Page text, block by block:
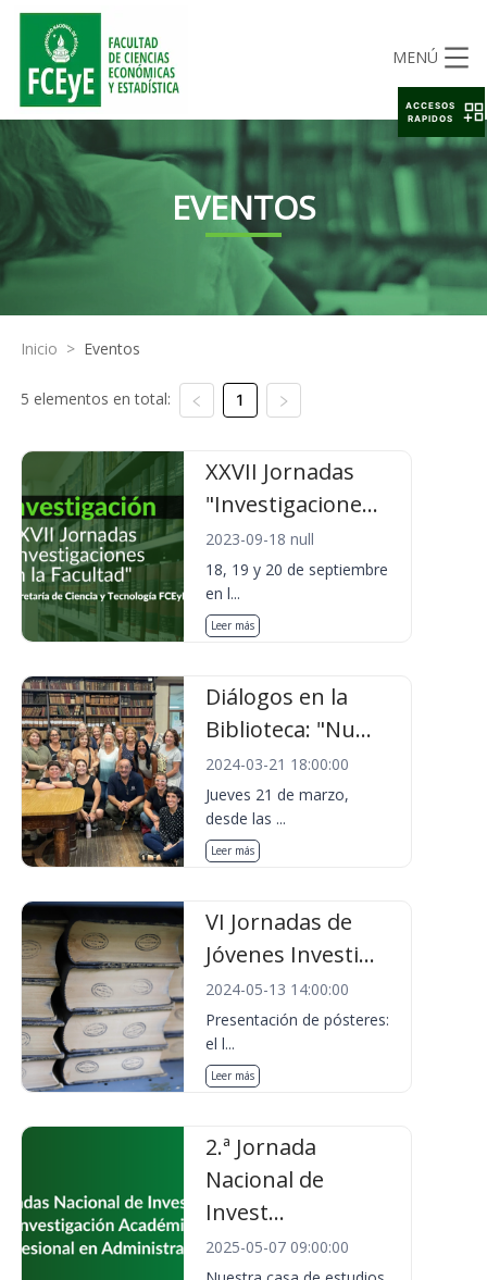
MENÚ
EVENTOS
Inicio > Eventos
5 elementos en total: 1
XXVII Jornadas
"Investigacione...
2023-09-18 null
18, 19 y 20 de septiembre
en l...
Leer más
Diálogos en la
Biblioteca: "Nu...
2024-03-21 18:00:00
Jueves 21 de marzo,
desde las ...
Leer más
VI Jornadas de
Jóvenes Investi...
2024-05-13 14:00:00
Presentación de pósteres:
el l...
Leer más
2.ª Jornada
Nacional de
Invest...
2025-05-07 09:00:00
ACCESOS
RAPIDOS